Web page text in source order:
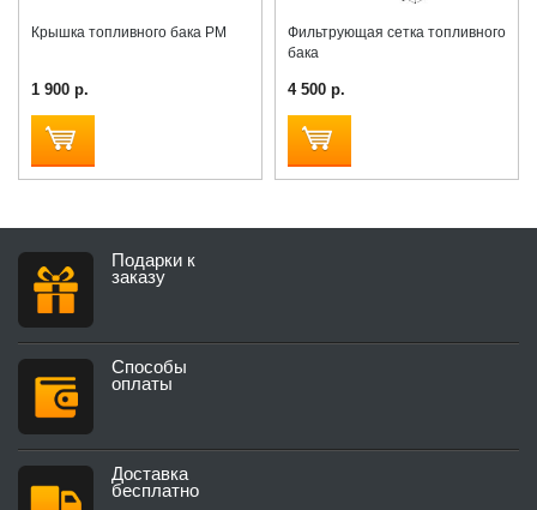
Крышка топливного бака PM
1 900 р.
Фильтрующая сетка топливного
бака
4 500 р.
Подарки к
заказу
Способы
оплаты
Доставка
бесплатно